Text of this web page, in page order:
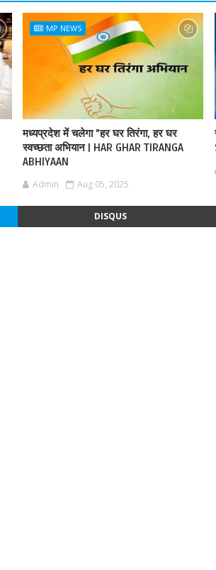
MP NEWS
मध्यप्रदेश में चलेगा "हर घर तिरंगा, हर घर
स्वच्छता अभियान | HAR GHAR TIRANGA
ABHIYAAN
Admin Aug 05, 2025
DISQUS